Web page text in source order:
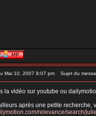
Mai 10, 2007 8:07 pm Sujet du
la vidéo sur youtube ou
après une petite recherche,
relevance/search/